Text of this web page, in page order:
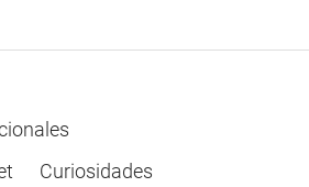
Curiosidades